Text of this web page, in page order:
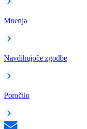
Mnenja
Navdihujoče zgodbe
Poročilo